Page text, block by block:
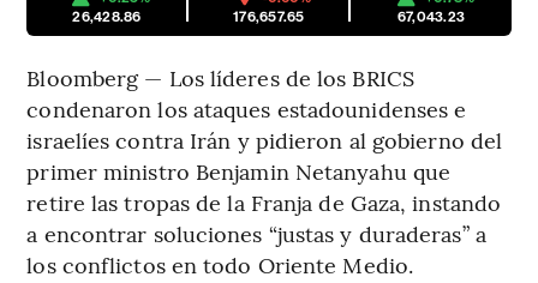
26,428.86
176,657.65
67,043.23
Bloomberg — Los líderes de los BRICS
condenaron los ataques estadounidenses e
israelíes contra Irán y pidieron al gobierno del
primer ministro Benjamin Netanyahu que
retire las tropas de la Franja de Gaza, instando
a encontrar soluciones “justas y duraderas” a
los conflictos en todo Oriente Medio.